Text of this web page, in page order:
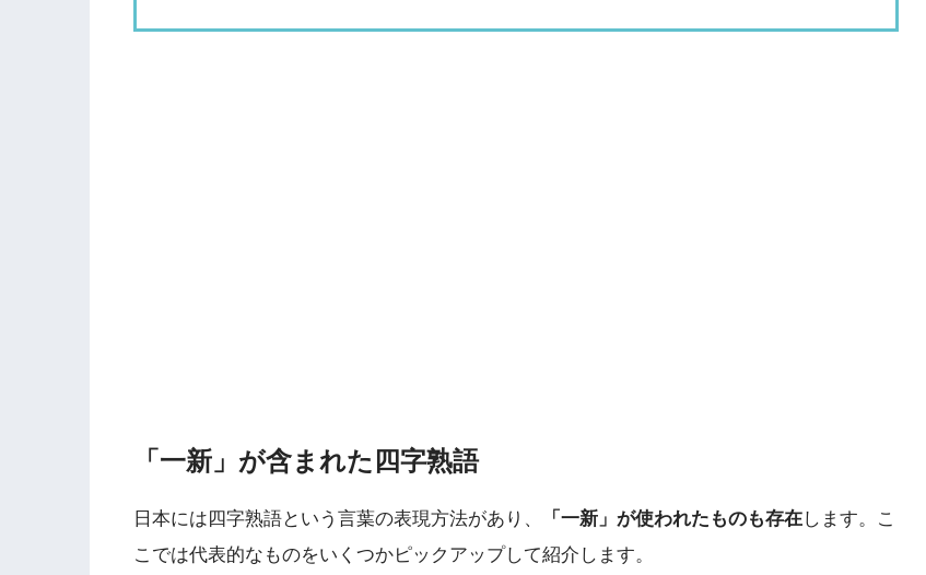
「一新」が含まれた四字熟語
日本には四字熟語という言葉の表現方法があり、 「一新」が使われたものも存在します。こ
こでは代表的なものをいくつかピックアップして紹介します。